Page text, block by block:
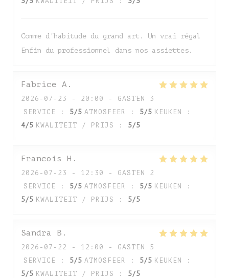
Comme d'habitude du grand art. Un vrai régal
Enfin du professionnel dans nos assiettes.
Fabrice A
2026-07-23
- 20:00 - GASTEN 3
SERVICE
: 5/5 ATMOSFEER : 5/5 KEUKEN
:
4/5 KWALITEIT / PRIJS : 5/5
Francois H
2026-07-23
- 12:30 - GASTEN 2
SERVICE
: 5/5 ATMOSFEER : 5/5 KEUKEN
:
5/5 KWALITEIT / PRIJS : 5/5
Sandra B
2026-07-22
- 12:00 - GASTEN 5
SERVICE
: 5/5 ATMOSFEER : 5/5 KEUKEN
:
5/5 KWALITEIT / PRIJS : 5/5